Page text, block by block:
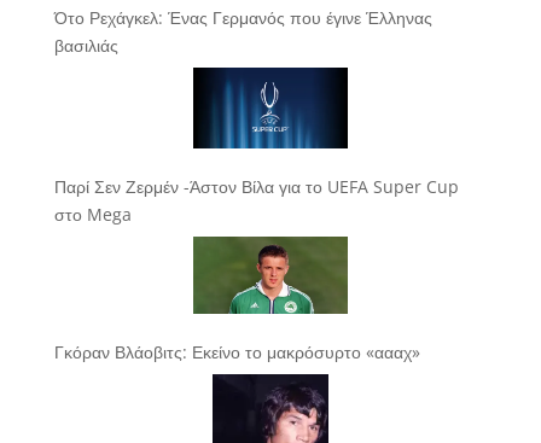
Ότο Ρεχάγκελ: Ένας Γερμανός που έγινε Έλληνας
βασιλιάς
Παρί Σεν Ζερμέν -Άστον Βίλα για το UEFA Super Cup
στο Mega
Γκόραν Βλάοβιτς: Εκείνο το μακρόσυρτο «αααχ»